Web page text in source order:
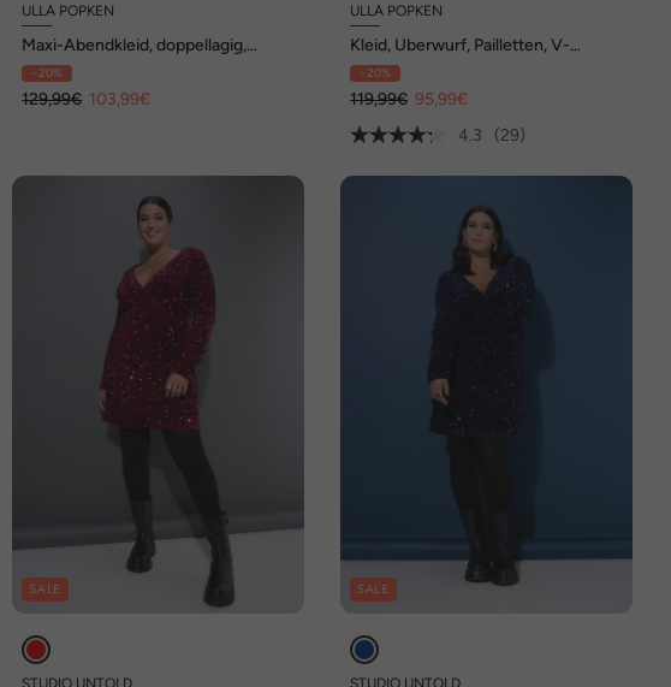
ULLA POPKEN
Maxi-Abendkleid, doppellagig,
Langarm
- 20%
129,99€ 103,99€
ULLA POPKEN
Kleid, Überwurf, Pailletten, V-
Ausschnitt, 3/4-Arm
- 20%
119,99€ 95,99€
4.3
(29)
SALE
STUDIO UNTOLD
SALE
STUDIO UNTOLD